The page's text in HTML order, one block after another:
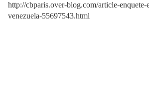
http://cbparis.over-blog.com/article-
venezuela-55697543.html